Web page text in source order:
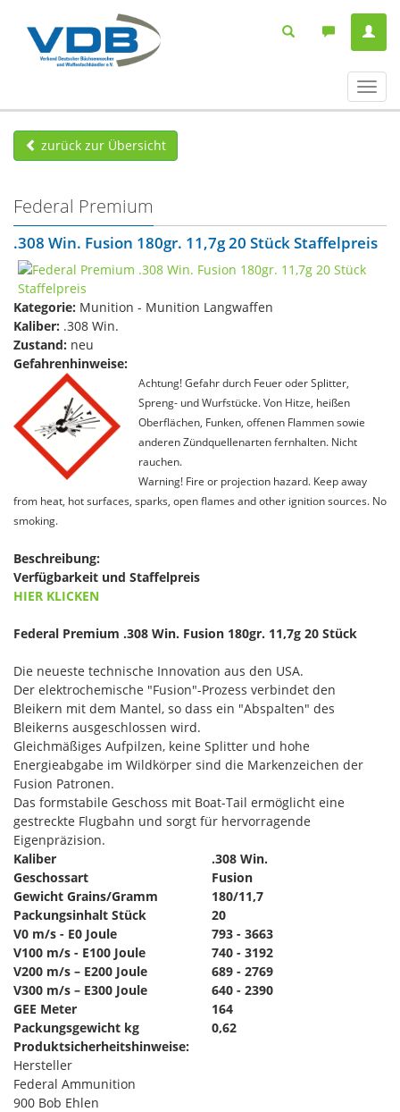
ein-/
zurück zur Übersicht
Federal Premium
.308 Win. Fusion 180gr. 11,7g 20 Stück Staffelpreis
Kategorie: Munition - Munition Langwaffen
Kaliber: .308 Win.
Zustand: neu
Gefahrenhinweise:
Achtung! Gefahr durch Feuer oder Splitter,
Spreng- und Wurfstücke. Von Hitze, heißen
Oberflächen, Funken, offenen Flammen sowie
anderen Zündquellenarten fernhalten. Nicht
rauchen.
Warning! Fire or projection hazard. Keep away
from heat, hot surfaces, sparks, open flames and other ignition sources. No
smoking.
Beschreibung:
Verfügbarkeit und Staffelpreis
HIER KLICKEN
Federal Premium .308 Win. Fusion 180gr. 11,7g 20 Stück
Die neueste technische Innovation aus den USA.
Der elektrochemische "Fusion"-Prozess verbindet den
Bleikern mit dem Mantel, so dass ein "Abspalten" des
Bleikerns ausgeschlossen wird.
Gleichmäßiges Aufpilzen, keine Splitter und hohe
Energieabgabe im Wildkörper sind die Markenzeichen der
Fusion Patronen.
Das formstabile Geschoss mit Boat-Tail ermöglicht eine
gestreckte Flugbahn und sorgt für hervorragende
Eigenpräzision.
Kaliber
.308 Win.
Geschossart
Fusion
Gewicht Grains/Gramm
180/11,7
Packungsinhalt Stück
20
V0 m/s - E0 Joule
793 - 3663
V100 m/s - E100 Joule
740 - 3192
V200 m/s – E200 Joule
689 - 2769
V300 m/s – E300 Joule
640 - 2390
GEE Meter
164
Packungsgewicht kg
0,62
Produktsicherheitshinweise:
Hersteller
Federal Ammunition
900 Bob Ehlen